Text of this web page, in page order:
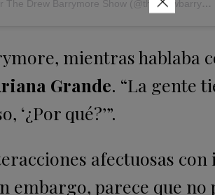
Una publicación compartida por The Drew Barrymore Show (@thedrewbarrymoreshow)
mientras hablaba
Grande. “La gente
‘¿Por qué?’”.
afectuosas con
embargo, parece que no